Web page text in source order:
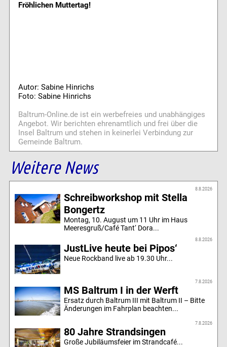
Fröhlichen Muttertag!
Autor: Sabine Hinrichs
Foto: Sabine Hinrichs
Baltrum-Online.de ist ein werbefreies und unabhängiges
Angebot. Wir berichten ehrenamtlich und frei über die
Insel Baltrum und stehen in keinerlei Verbindung zur
Gemeinde Baltrum.
Weitere News
8.8.2026
Schreibworkshop mit Stella
Bongertz
Montag, 10. August um 11 Uhr im Haus
Meeresgruß/Café Tant‘ Dora...
8.8.2026
JustLive heute bei Pipos‘
Neue Rockband live ab 19.30 Uhr...
7.8.2026
MS Baltrum I in der Werft
Ersatz durch Baltrum III mit Baltrum II – Bitte
Änderungen im Fahrplan beachten...
7.8.2026
80 Jahre Strandsingen
Große Jubiläumsfeier im Strandcafé...